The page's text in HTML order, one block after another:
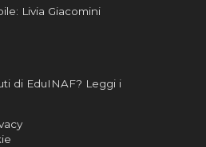
Livia Giacomini
di EduINAF? Leggi i